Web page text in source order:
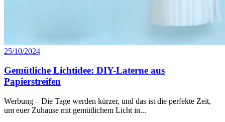
25/10/2024
Gemütliche Lichtidee: DIY-Laterne aus
Papierstreifen
Werbung – Die Tage werden kürzer, und das ist die perfekte Zeit,
um euer Zuhause mit gemütlichem Licht in...